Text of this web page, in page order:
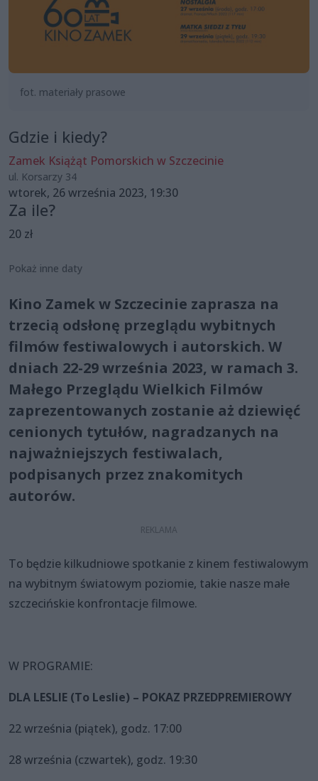
fot. materiały prasowe
Gdzie i kiedy?
Zamek Książąt Pomorskich w Szczecinie
ul. Korsarzy 34
wtorek, 26 września 2023, 19:30
Za ile?
20 zł
Pokaż inne daty
Kino Zamek w Szczecinie zaprasza na
trzecią odsłonę przeglądu wybitnych
filmów festiwalowych i autorskich. W
dniach 22-29 września 2023, w ramach 3.
Małego Przeglądu Wielkich Filmów
zaprezentowanych zostanie aż dziewięć
cenionych tytułów, nagradzanych na
najważniejszych festiwalach,
podpisanych przez znakomitych
autorów.
To będzie kilkudniowe spotkanie z kinem festiwalowym
na wybitnym światowym poziomie, takie nasze małe
szczecińskie konfrontacje filmowe.
W PROGRAMIE:
DLA LESLIE (To Leslie) – POKAZ PRZEDPREMIEROWY
22 września (piątek), godz. 17:00
28 września (czwartek), godz. 19:30